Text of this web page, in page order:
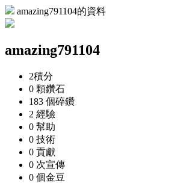
amazing791104的資料
amazing791104
2積分
0 顆鑽石
183 個碎鑽
2 經驗
0 幫助
0 技術
0 貢獻
0 次宣傳
0 個金豆